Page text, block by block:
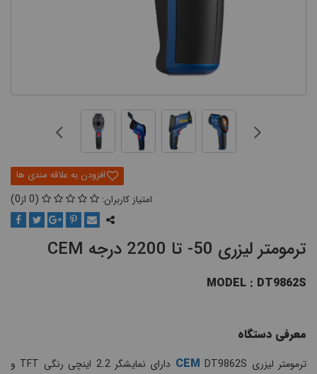
0
0
ترمومتر لیزری 50- تا 2200 درجه CEM
MODEL : DT9862S
معرفی دستگاه
ترمومتر لیزری CEM
DT9862S دارای نمایشگر 2.2 اینچی رنگی TFT و